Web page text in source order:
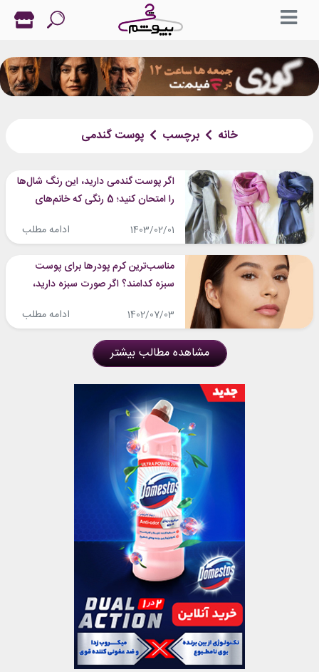
خانه برچسب پوست گندمی
اگر پوست گندمی دارید، این رنگ شال‌ها
را امتحان کنید؛ 5 رنگی که خانم‌های
1403/02/01 ادامه مطلب
مناسب‌ترین کرم پودرها برای پوست
سبزه کدامند؟ اگر صورت سبزه دارید،
1402/07/03 ادامه مطلب
مشاهده مطالب بیشتر